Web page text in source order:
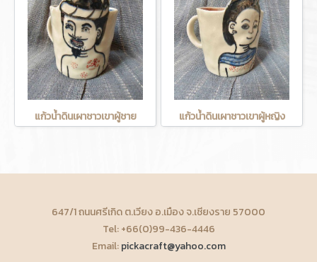
แก้วน้ำดินเผาชาวเขาผู้ชาย แก้วน้ำดินเผาชาวเขาผู้หญิง
647/1 ถนนศรีเกิด ต.เวียง อ.เมือง จ.เชียงราย 57000
Tel: +66(0)99-436-4446
Email:pickacraft@yahoo.com